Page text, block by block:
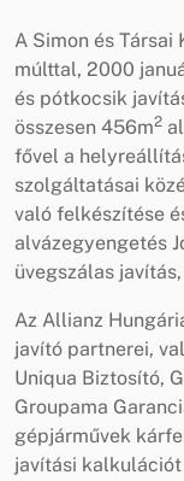
A Simon és
múlttal, 2000
és pótkocsik
összesen 456m2
fővel a
szolgáltatásai
való felkészítése
alvázegyengetés
üvegszálas
Az Allianz
javító partnerei,
Uniqua Biztosító,
Groupama
gépjárművek
javítási